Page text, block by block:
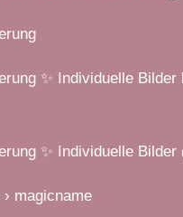
✨ Individuelle
✨ Individuelle
magicname